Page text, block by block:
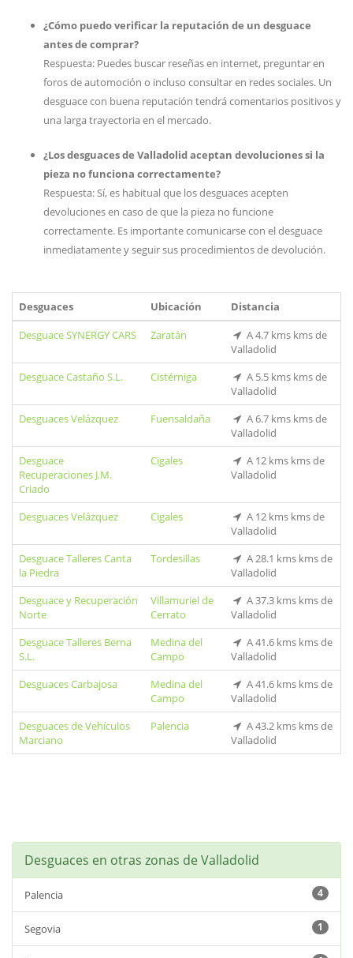
¿Cómo puedo verificar la reputación de un desguace
antes de comprar?
Respuesta: Puedes buscar reseñas en internet, preguntar en
foros de automoción o incluso consultar en redes sociales. Un
desguace con buena reputación tendrá comentarios positivos y
una larga trayectoria en el mercado.
¿Los desguaces de Valladolid aceptan devoluciones si la
pieza no funciona correctamente?
Respuesta: Sí, es habitual que los desguaces acepten
devoluciones en caso de que la pieza no funcione
correctamente. Es importante comunicarse con el desguace
inmediatamente y seguir sus procedimientos de devolución.
Desguaces Ubicación
Distancia
Desguace SYNERGY CARS
Zaratán
A 4.7 kms kms de
Valladolid
Desguace Castaño S.L.
Cistérniga
A 5.5 kms kms de
Valladolid
Desguaces Velázquez
Fuensaldaña
A 6.7 kms kms de
Valladolid
Desguace
Recuperaciones J.M.
Criado
Cigales
A 12 kms kms de
Valladolid
Desguaces Velázquez Cigales
A 12 kms kms de
Valladolid
Desguace Talleres Canta
la Piedra
Tordesillas
A 28.1 kms kms de
Valladolid
Desguace y Recuperación
Norte
Villamuriel de
Cerrato
A 37.3 kms kms de
Valladolid
Desguace Talleres Berna
S.L.
Medina del
Campo
A 41.6 kms kms de
Valladolid
Desguaces Carbajosa
Medina del
Campo
A 41.6 kms kms de
Valladolid
Desguaces de Vehículos
Marciano
Palencia
A 43.2 kms kms de
Valladolid
Desguaces en otras zonas de Valladolid
Palencia 4
Segovia 1